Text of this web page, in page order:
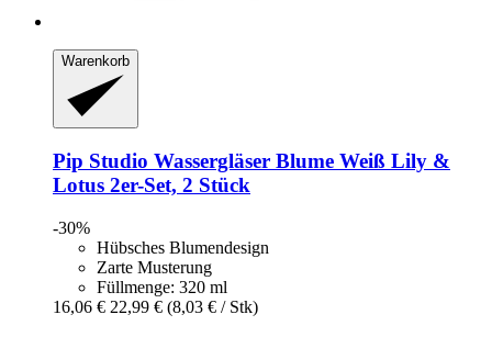
Warenkorb
Pip Studio Wassergläser Blume Weiß Lily &
Lotus 2er-​Set, 2 Stück
-30%
Hübsches Blumendesign
Zarte Musterung
Füllmenge: 320 ml
16,06 € 22,99 € (8,03 € / Stk)